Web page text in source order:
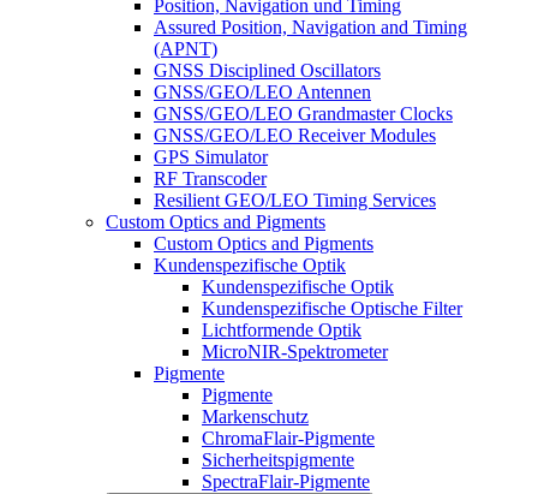
Position, Navigation und Timing
Assured Position, Navigation and Timing
(APNT)
GNSS Disciplined Oscillators
GNSS/GEO/LEO Antennen
GNSS/GEO/LEO Grandmaster Clocks
GNSS/GEO/LEO Receiver Modules
GPS Simulator
RF Transcoder
Resilient GEO/LEO Timing Services
Custom Optics and Pigments
Custom Optics and Pigments
Kundenspezifische Optik
Kundenspezifische Optik
Kundenspezifische Optische Filter
Lichtformende Optik
MicroNIR-Spektrometer
Pigmente
Pigmente
Markenschutz
ChromaFlair-Pigmente
Sicherheitspigmente
SpectraFlair-Pigmente